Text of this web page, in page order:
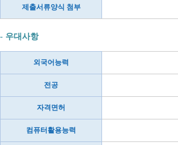
제출서류양식 첨부
- 우대사항
외국어능력
전공
자격면허
컴퓨터활용능력